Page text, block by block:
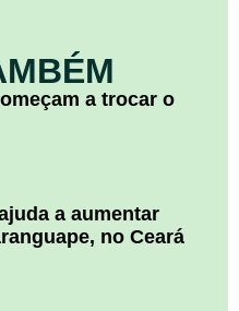
a trocar o
a aumentar
no Ceará